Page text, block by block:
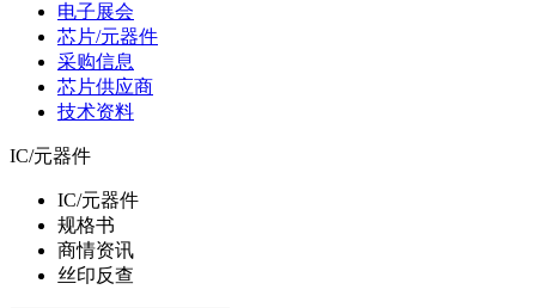
电子展会
芯片/元器件
采购信息
芯片供应商
技术资料
IC/元器件
IC/元器件
规格书
商情资讯
丝印反查